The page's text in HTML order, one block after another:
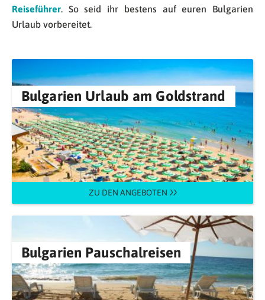
Reiseführer. So seid ihr bestens auf euren Bulgarien
Urlaub vorbereitet.
Bulgarien Urlaub am Goldstrand
ZU DEN ANGEBOTEN
Bulgarien Pauschalreisen